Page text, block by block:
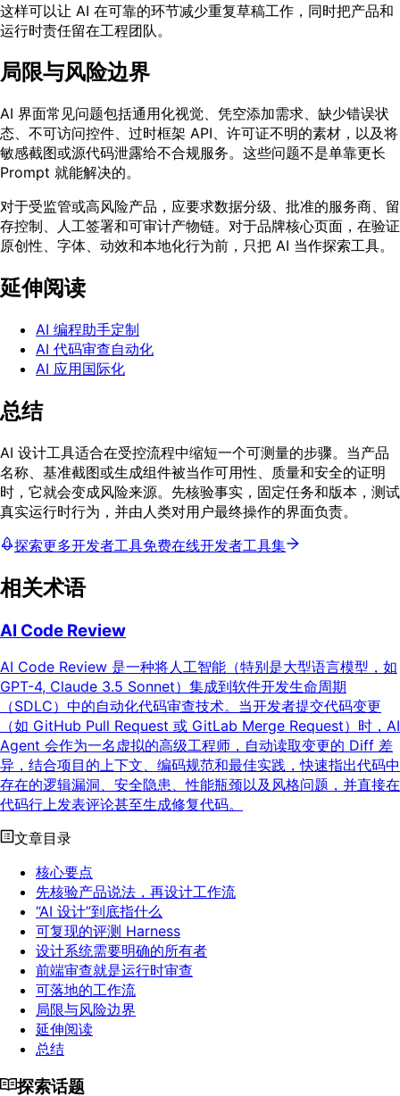
这样可以让 AI 在可靠的环节减少重复草稿工作，同时把产品和
运行时责任留在工程团队。
局限与风险边界
AI 界面常见问题包括通用化视觉、凭空添加需求、缺少错误状
态、不可访问控件、过时框架 API、许可证不明的素材，以及将
敏感截图或源代码泄露给不合规服务。这些问题不是单靠更长
Prompt 就能解决的。
对于受监管或高风险产品，应要求数据分级、批准的服务商、留
存控制、人工签署和可审计产物链。对于品牌核心页面，在验证
原创性、字体、动效和本地化行为前，只把 AI 当作探索工具。
延伸阅读
AI 编程助手定制
AI 代码审查自动化
AI 应用国际化
总结
AI 设计工具适合在受控流程中缩短一个可测量的步骤。当产品
名称、基准截图或生成组件被当作可用性、质量和安全的证明
时，它就会变成风险来源。先核验事实，固定任务和版本，测试
真实运行时行为，并由人类对用户最终操作的界面负责。
探索更多开发者工具免费在线开发者工具集
相关术语
AI Code Review
AI Code Review 是一种将人工智能（特别是大型语言模型，如
GPT-4, Claude 3.5 Sonnet）集成到软件开发生命周期
（SDLC）中的自动化代码审查技术。当开发者提交代码变更
（如 GitHub Pull Request 或 GitLab Merge Request）时，AI
Agent 会作为一名虚拟的高级工程师，自动读取变更的 Diff 差
异，结合项目的上下文、编码规范和最佳实践，快速指出代码中
存在的逻辑漏洞、安全隐患、性能瓶颈以及风格问题，并直接在
代码行上发表评论甚至生成修复代码。
文章目录
核心要点
先核验产品说法，再设计工作流
“AI 设计”到底指什么
可复现的评测 Harness
设计系统需要明确的所有者
前端审查就是运行时审查
可落地的工作流
局限与风险边界
延伸阅读
总结
探索话题